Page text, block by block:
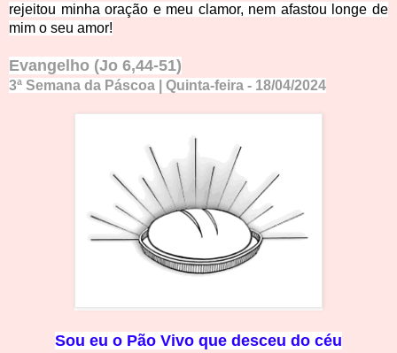
rejeitou minha oração e meu clamor, nem afastou longe de
mim o seu amor!
Evangelho (Jo 6,44-51)
3ª Semana da Páscoa | Quinta-feira - 18/04/2024
Sou eu o Pão Vivo que desceu do céu